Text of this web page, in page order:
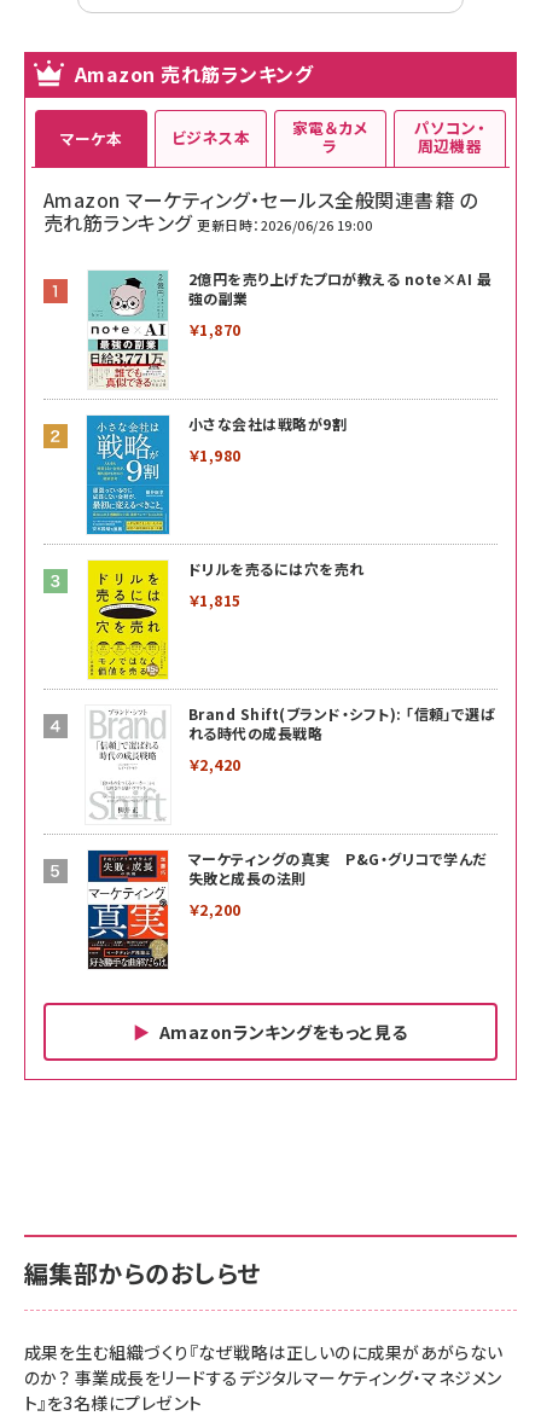
Amazon 売れ筋ランキング
マーケ本
Amazon マーケティング・セールス全般関連書籍 の
売れ筋ランキング 更新日時：2026/06/26 19:00
2億円を売り上げたプロが教える note×AI 最
強の副業
￥1,870
小さな会社は戦略が9割
￥1,980
ドリルを売るには穴を売れ
￥1,815
Brand Shift(ブランド・シフト): 「信頼」で選ば
れる時代の成長戦略
￥2,420
マーケティングの真実 P&G・グリコで学んだ
失敗と成長の法則
￥2,200
Amazonランキングをもっと見る
ビジネス本
￥880
anan(アンアン)2026/06/24号 No.2500増刊
スペシャルエディション[王道エンタメの矜持／
￥1,100
家電＆カメ
ラ
サポート正規品 メーカー保証5年 KLMEA128G
NIMASO ガラスフィルム iPhone 17 用 保護フィ
すい ガイド枠付き いPhone17 (6.3インチ) 対応
2枚セット DSP25F1698
￥1,599
パソコン・
周辺機器
サポート正規品 メーカー保証5年 KLMEA128G
Amazon eギフトカード - Amazonロゴ - クラ
￥5,000
編集部からのおしらせ
成果を生む組織づくり『なぜ戦略は正しいのに成果があがらない
のか？ 事業成長をリードするデジタルマーケティング・マネジメン
ト』を3名様にプレゼント